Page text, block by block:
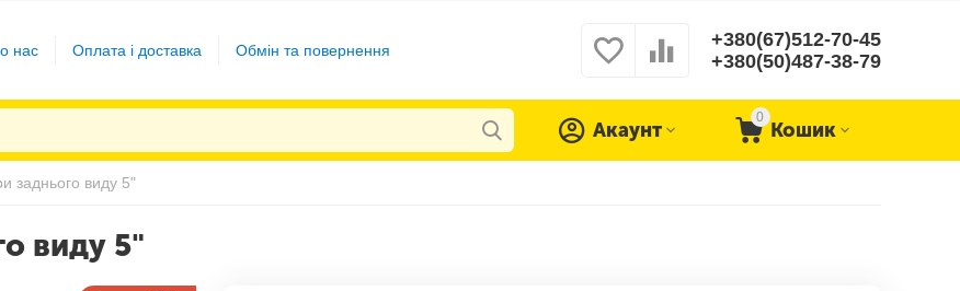
нас Оплата і доставка Обмін та повернення
+380(67)512-70-45
+380(50)487-38-79
0
Кошик
Акаунт
заднього виду 5"
виду 5"
10%